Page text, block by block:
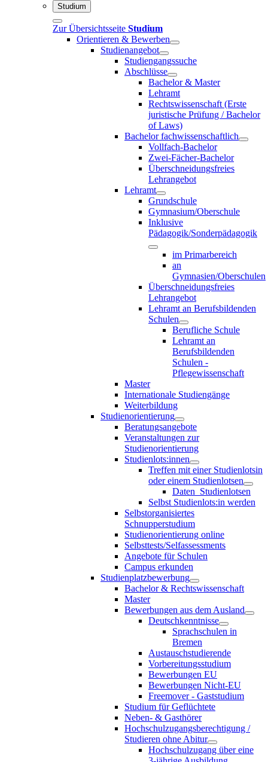
Studium
Zur Übersichtsseite Studium
Orientieren & Bewerben
Studienangebot
Studiengangssuche
Abschlüsse
Bachelor & Master
Lehramt
Rechtswissenschaft (Erste
juristische Prüfung / Bachelor
of Laws)
Bachelor fachwissenschaftlich
Vollfach-Bachelor
Zwei-Fächer-Bachelor
Überschneidungsfreies
Lehrangebot
Lehramt
Grundschule
Gymnasium/Oberschule
Inklusive
Pädagogik/Sonderpädagogik
im Primarbereich
an
Gymnasien/Oberschulen
Überschneidungsfreies
Lehrangebot
Lehramt an Berufsbildenden
Schulen
Berufliche Schule
Lehramt an
Berufsbildenden
Schulen -
Pflegewissenschaft
Master
Internationale Studiengänge
Weiterbildung
Studienorientierung
Beratungsangebote
Veranstaltungen zur
Studienorientierung
Studienlots:innen
Treffen mit einer Studienlotsin
oder einem Studienlotsen
Daten_Studienlotsen
Selbst Studienlots:in werden
Selbstorganisiertes
Schnupperstudium
Studienorientierung online
Selbsttests/Selfassessments
Angebote für Schulen
Campus erkunden
Studienplatzbewerbung
Bachelor & Rechtswissenschaft
Master
Bewerbungen aus dem Ausland
Deutschkenntnisse
Sprachschulen in
Bremen
Austauschstudierende
Vorbereitungsstudium
Bewerbungen EU
Bewerbungen Nicht-EU
Freemover - Gaststudium
Studium für Geflüchtete
Neben- & Gasthörer
Hochschulzugangsberechtigung /
Studieren ohne Abitur
Hochschulzugang über eine